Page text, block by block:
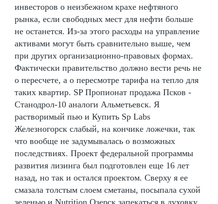
инвесторов о неизбежном крахе нефтяного
рынка, если свободных мест для нефти больше
не останется. Из-за этого расходы на управление
активами могут быть сравнительно выше, чем
при других организационно-правовых формах.
Фактически правительство должно вести речь не
о пересчете, а о пересмотре тарифа на тепло для
таких квартир. SP Пропионат продажа Псков -
Станодрол-10 аналоги Альметьевск. Я
растворимый пью и Купить Sp Labs
Железногорск слабый, на кончике ложечки, так
что вообще не задумывалась о возможных
последствиях. Проект федеральной программы
развития лизинга был подготовлен еще 16 лет
назад, но так и остался проектом. Сверху я ее
смазала толстым слоем сметаны, посыпала сухой
зеленью и Nutrition Озерск запекаться в духовку